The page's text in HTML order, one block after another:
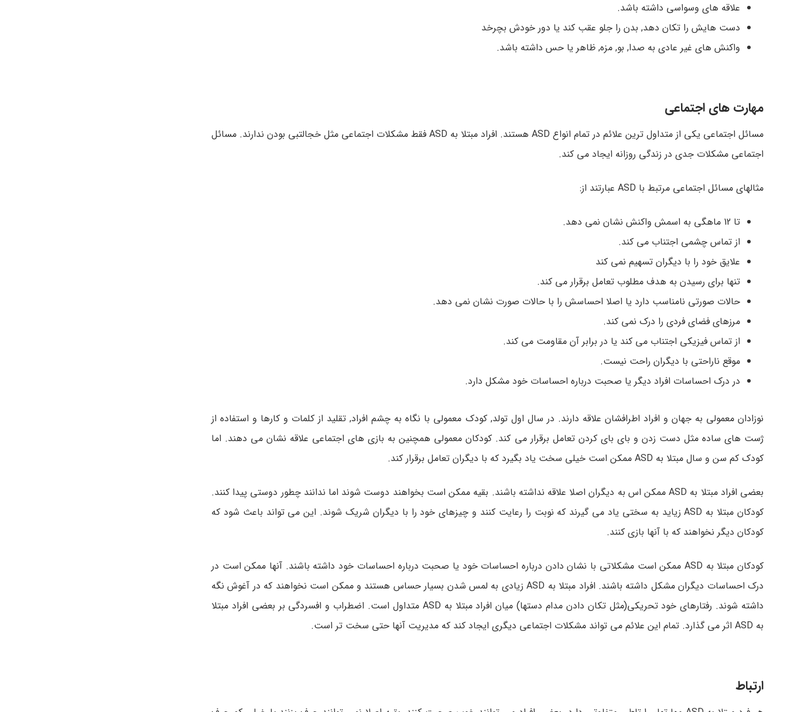
علاقه های وسواسی داشته باشد.
دست هایش را تکان دهد, بدن را جلو عقب کند یا دور خودش بچرخد
واکنش های غیر عادی به صدا, بو, مزه, ظاهر یا حس داشته باشد.
مهارت های اجتماعی
مسائل اجتماعی یکی از متداول ترین علائم در تمام انواع ASD هستند. افراد مبتلا به ASD فقط مشکلات اجتماعی مثل خجالتبی بودن ندارند. مسائل
اجتماعی مشکلات جدی در زندگی روزانه ایجاد می کند.
مثالهای مسائل اجتماعی مرتبط با ASD عبارتند از:
تا 12 ماهگی به اسمش واکنش نشان نمی دهد.
از تماس چشمی اجتناب می کند.
علایق خود را با دیگران تسهیم نمی کند
تنها برای رسیدن به هدف مطلوب تعامل برقرار می کند.
حالات صورتی نامناسب دارد یا اصلا احساسش را با حالات صورت نشان نمی دهد.
مرزهای فضای فردی را درک نمی کند.
از تماس فیزیکی اجتناب می کند یا در برابر آن مقاومت می کند.
موقع ناراحتی با دیگران راحت نیست.
در درک احساسات افراد دیگر یا صحبت درباره احساسات خود مشکل دارد.
نوزادان معمولی به جهان و افراد اطرافشان علاقه دارند. در سال اول تولد, کودک معمولی با نگاه به چشم افراد, تقلید از کلمات و کارها و استفاده از
ژست های ساده مثل دست زدن و بای بای کردن تعامل برقرار می کند. کودکان معمولی همچنین به بازی های اجتماعی علاقه نشان می دهند. اما
کودک کم سن و سال مبتلا به ASD ممکن است خیلی سخت یاد بگیرد که با دیگران تعامل برقرار کند.
بعضی افراد مبتلا به ASD ممکن اس به دیگران اصلا علاقه نداشته باشند. بقیه ممکن است بخواهند دوست شوند اما ندانند چطور دوستی پیدا کنند.
کودکان مبتلا به ASD زیاید به سختی یاد می گیرند که نوبت را رعایت کنند و چیزهای خود را با دیگران شریک شوند. این می تواند باعث شود که
کودکان دیگر نخواهند که با آنها بازی کنند.
کودکان مبتلا به ASD ممکن است مشکلاتی با نشان دادن درباره احساسات خود یا صحبت درباره احساسات خود داشته باشند. آنها ممکن است در
درک احساسات دیگران مشکل داشته باشند. افراد مبتلا به ASD زیادی به لمس شدن بسیار حساس هستند و ممکن است نخواهند که در آغوش نگه
داشته شوند. رفتارهای خود تحریکی(مثل تکان دادن مدام دستها) میان افراد مبتلا به ASD متداول است. اضطراب و افسردگی بر بعضی افراد مبتلا
به ASD اثر می گذارد. تمام این علائم می تواند مشکلات اجتماعی دیگری ایجاد کند که مدیریت آنها حتی سخت تر است.
ارتباط